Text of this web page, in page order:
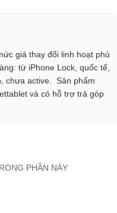
giá thay đổi linh hoạt phủ
từ iPhone Lock, quốc tế,
chưa active. Sản phẩm
và có hỗ trợ trả góp
PHẦN NÀY